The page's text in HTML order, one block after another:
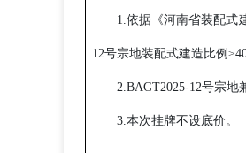
1.依据《河南省装配式
12号宗地装配式建造比例
2.BAGT2025-12号宗地
3.本次挂牌不设底价。